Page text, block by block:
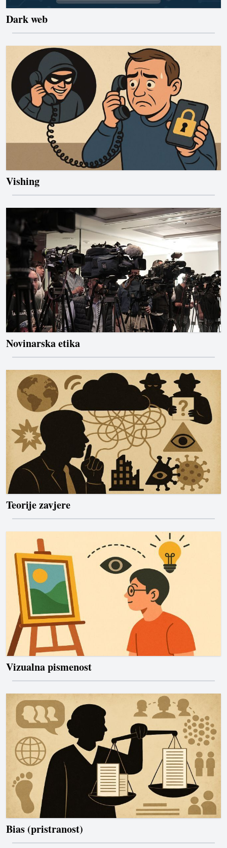
Dark web
Vishing
Novinarska etika
Teorije zavjere
Vizualna pismenost
Bias (pristranost)